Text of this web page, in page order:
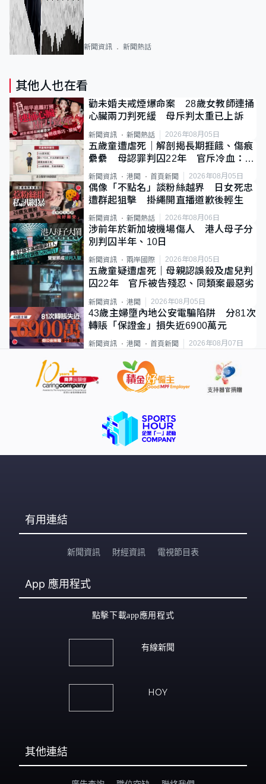
新聞資訊 新聞熱話
其他人也在看
勸未婚夫戒煙爆命案 28歲女教師連捅
心臟兩刀判死緩 母斥判太重已上訴
新聞資訊 新聞熱話 2026年08月05日
五歲童遭虐死｜解剖揭長期捱餓、傷痕
纍纍 母認罪判囚22年 官斥冷血：同
類案最惡劣
新聞資訊 港聞 首頁新聞 2026年08月05日
偶像「不點名」談粉絲越界 日女死忠
遭群起狙擊 掛繩開直播道歉後輕生
新聞資訊 新聞熱話 2026年08月06日
涉前年於新加坡機場傷人 港人母子分
別判囚半年、10日
新聞資訊 兩岸國際 2026年08月05日
五歲童疑遭虐死｜母親認誤殺及虐兒判
囚22年 官斥被告殘忍、同類案最惡劣
新聞資訊 港聞 2026年08月05日
43歲主婦墮內地公安電騙陷阱 分81次
轉賬「保證金」損失近6900萬元
新聞資訊 港聞 首頁新聞 2026年08月07日
有用連結
新聞資訊 財經資訊 電視節目表
App 應用程式
點擊下載app應用程式
有線新聞
HOY
其他連結